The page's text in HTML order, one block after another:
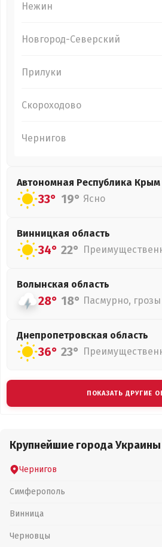
Нежин
Новгород-Северский
Прилуки
Скороходово
Чернигов
Автономная Республика Крым
33° 19° Ясно
Винницкая область
34° 22°
Волынская область
28° 18° Пасмурно, грозы
Днепропетровская область
36° 23°
ПОКАЗАТЬ ДРУГИЕ
Крупнейшие города Украины
Чернигов
Симферополь
Винница
Черновцы